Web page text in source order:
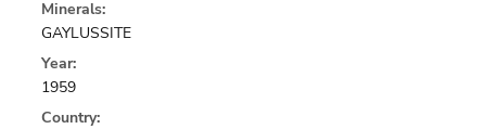
Minerals:
GAYLUSSITE
Year:
1959
Country: